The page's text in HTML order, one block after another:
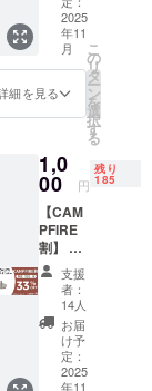
量：
250g ※
早期リ
ターン
は在庫
となり
ます。
※GLAF
Eについ
ては、
原材料
及び添
加物等
の食品
表示は
お届け
商品の
ラベル
容：
BROOK
LYN
Outdoo
r Drip
Set ×２
セット
予定販
売価
額：
31,960
円 食品
内容：
・名
称：
GLAFE
コー
ヒー豆
・内容
量：
2025
年11
月
細を見る
こ
の
リ
タ
ー
ン
を
選
択
す
る
1,0
00 円
残り
185
【CAM
PFIRE
割】 ・
リター
ン内
容：
BROOK
LYN
ティー
スタン
支援
者：
14人
お届
け予
定：
2025
年11